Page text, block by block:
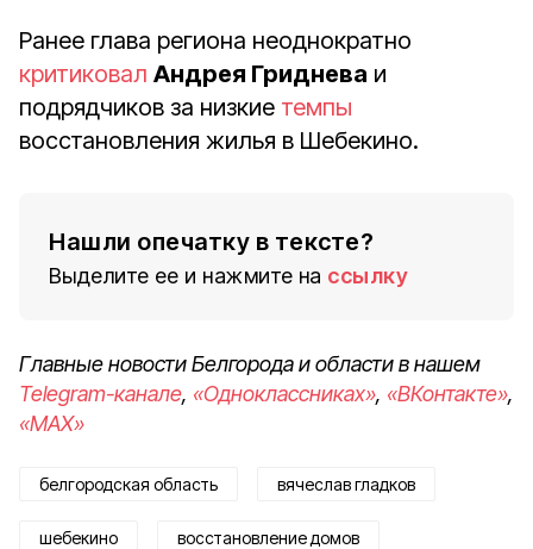
Ранее глава региона неоднократно
критиковал Андрея Гриднева и
подрядчиков за низкие темпы
восстановления жилья в Шебекино.
Нашли опечатку в тексте?
Выделите ее и нажмите на ссылку
Главные новости Белгорода и области в нашем
Telegram-канале, «Одноклассниках», «ВКонтакте»,
«MAX»
белгородская область вячеслав гладков
шебекино восстановление домов